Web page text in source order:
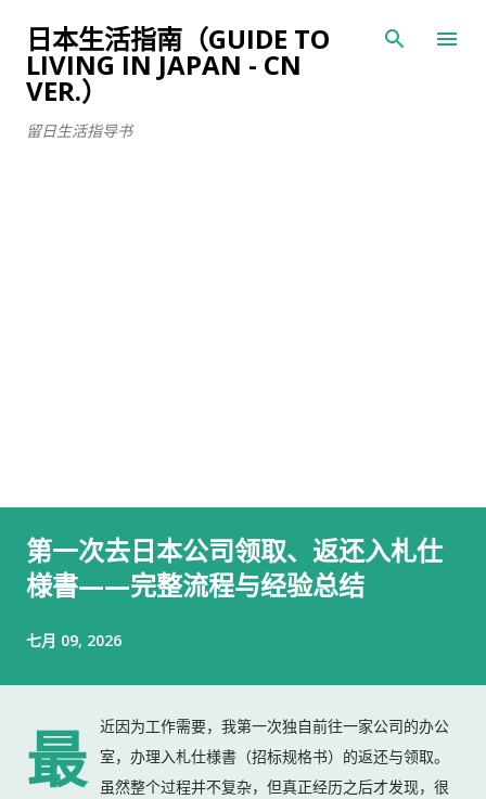
跳至主要内容
日本生活指南（GUIDE TO
LIVING IN JAPAN - CN
VER.）
留日生活指导书
第一次去日本公司领取、返还入札仕
様書——完整流程与经验总结
七月 09, 2026
最
近因为工作需要，我第一次独自前往一家公司的办公
室，办理入札仕様書（招标规格书）的返还与领取。
虽然整个过程并不复杂，但真正经历之后才发现，很